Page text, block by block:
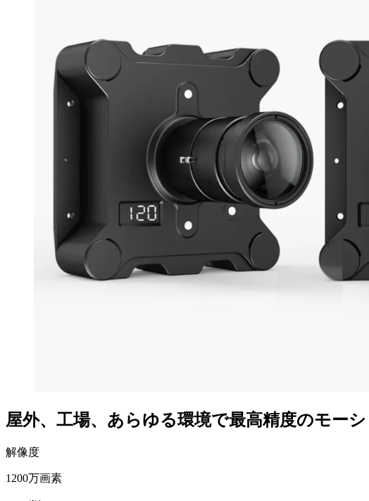
屋外、工場、あらゆる環境で最高精度のモー
解像度
1200万画素